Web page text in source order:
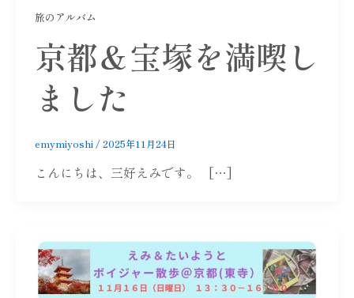
旅のアルバム
京都＆宝塚を満喫し
ました
emymiyoshi /2025年11月24日
こんにちは、三好えみです。 […]